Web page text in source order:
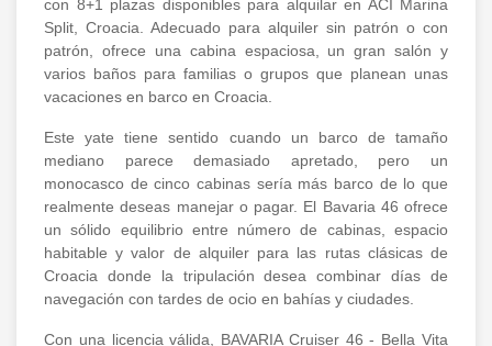
con 8+1 plazas disponibles para alquilar en ACI Marina
Split, Croacia. Adecuado para alquiler sin patrón o con
patrón, ofrece una cabina espaciosa, un gran salón y
varios baños para familias o grupos que planean unas
vacaciones en barco en Croacia.
Este yate tiene sentido cuando un barco de tamaño
mediano parece demasiado apretado, pero un
monocasco de cinco cabinas sería más barco de lo que
realmente deseas manejar o pagar. El Bavaria 46 ofrece
un sólido equilibrio entre número de cabinas, espacio
habitable y valor de alquiler para las rutas clásicas de
Croacia donde la tripulación desea combinar días de
navegación con tardes de ocio en bahías y ciudades.
Con una licencia válida, BAVARIA Cruiser 46 - Bella Vita